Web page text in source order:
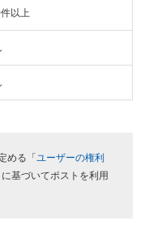
以上
める「 ユーザーの権利
に基づいてポストを利用